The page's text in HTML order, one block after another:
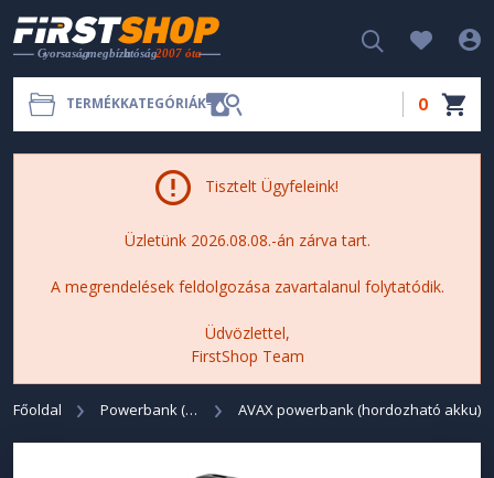
TERMÉKKATEGÓRIÁK 0
Tisztelt Ügyfeleink!
Üzletünk 2026.08.08.-án zárva tart.
A megrendelések feldolgozása zavartalanul folytatódik.
Üdvözlettel,
FirstShop Team
Főoldal Powerbank (Hordozható akku) AVAX powerbank (hordozható akku)